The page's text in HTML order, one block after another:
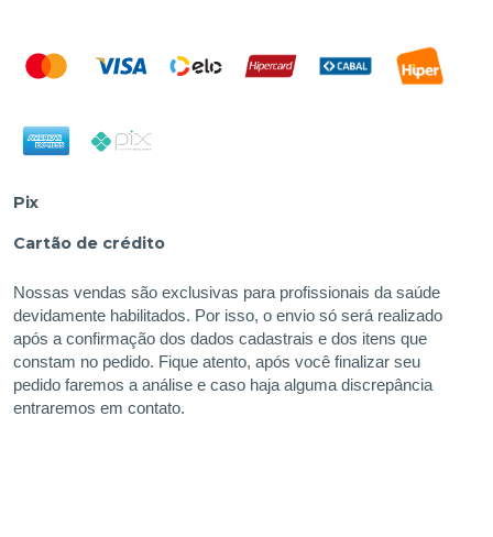
Pix
Cartão de crédito
Nossas vendas são exclusivas para profissionais da saúde
devidamente habilitados. Por isso, o envio só será realizado
após a confirmação dos dados cadastrais e dos itens que
constam no pedido. Fique atento, após você finalizar seu
pedido faremos a análise e caso haja alguma discrepância
entraremos em contato.